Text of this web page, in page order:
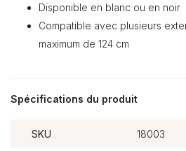
Disponible en blanc ou en noir
Compatible avec plusieurs
maximum de 124 cm
Spécifications du produit
SKU 18003